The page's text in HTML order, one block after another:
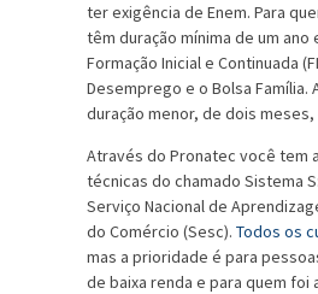
ter exigência de Enem. Para
têm duração mínima de um
Formação Inicial e Continuada
Desemprego e o Bolsa Família.
duração menor, de dois meses,
Através do Pronatec você tem
técnicas do chamado Sistema
Serviço Nacional de
do Comércio (Sesc). Todos os
mas a prioridade é para
de baixa renda e para quem